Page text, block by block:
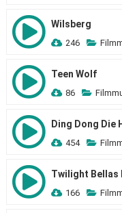
Wilsberg
246
Teen Wolf
86
Ding Dong Die
454
Twilight Bellas
166